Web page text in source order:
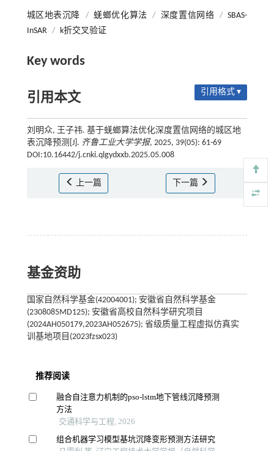
城区地表沉降 / 蜣螂优化算法 / 深度置信网络 / SBAS-
InSAR / k折交叉验证
Key words
引用本文 引用格式 ▾
刘明众, 王子祎. 基于蜣螂算法优化深度置信网络的城区地
表沉降预测[J]. 齐鲁工业大学学报, 2025, 39(05): 61-69
DOI:10.16442/j.cnki.qlgydxxb.2025.05.008
上一篇 下一篇
基金资助
国家自然科学基金(42004001); 安徽省自然科学基金
(2308085MD125); 安徽省高校自然科学研究项目
(2024AH050179,2023AH052675); 省级质量工程虚拟仿真实
训基地项目(2023fzsx023)